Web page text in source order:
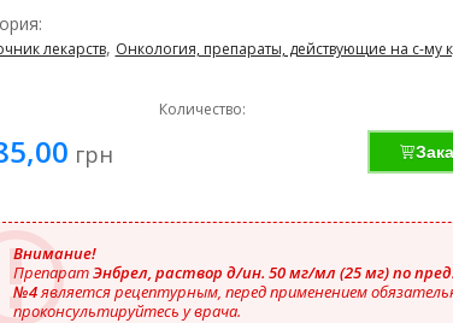
лекарств, Онкология, препараты, действующие на с-му
грн
Количество:
Внимание!
ПрепаратЭнбрел, раствор д/ин. 50 мг/мл (25 мг) по
№4является рецептурным, перед применением
проконсультируйтесь у врача.